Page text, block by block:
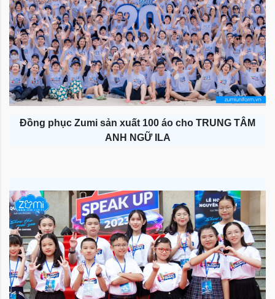
Đồng phục Zumi sản xuất 100 áo cho TRUNG TÂM
ANH NGỮ ILA